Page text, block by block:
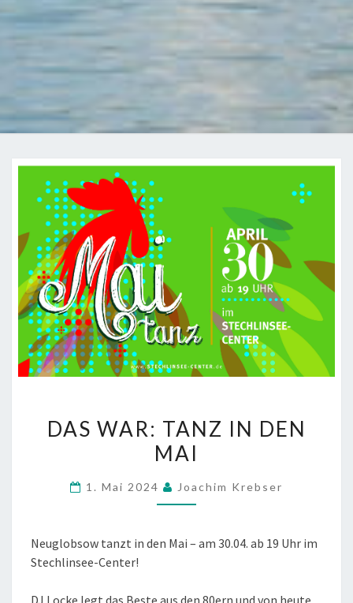
WAR:
TANZ
IN
DEN
MAI
DAS WAR: TANZ IN DEN
MAI
1. Mai 2024 Joachim Krebser
Neuglobsow tanzt in den Mai – am 30.04. ab 19 Uhr im
Stechlinsee-Center!
DJ Locke legt das Beste aus den 80ern und von heute